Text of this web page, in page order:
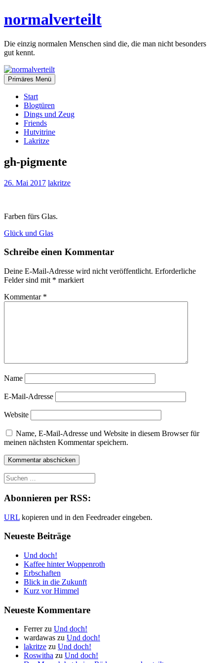
Inhalt
normalverteilt
Die einzig normalen Menschen sind die, die man nicht besonders
gut kennt.
Primäres Menü
Start
Blogtüren
Dings und Zeug
Friends
Hutvitrine
Lakritze
gh-pigmente
26. Mai 2017 lakritze
Farben fürs Glas.
Beitragsnavigation
Glück und Glas
Schreibe einen Kommentar
Deine E-Mail-Adresse wird nicht veröffentlicht. Erforderliche
Felder sind mit * markiert
Kommentar *
Name
E-Mail-Adresse
Website
Name, E-Mail-Adresse und Website in diesem Browser für
meinen nächsten Kommentar speichern.
Abonnieren per RSS:
URL kopieren und in den Feedreader eingeben.
Neueste Beiträge
Und doch!
Kaffee hinter Woppenroth
Erbschaften
Blick in die Zukunft
Kurz vor Himmel
Neueste Kommentare
Ferrerzu Und doch!
wardawas zu Und doch!
lakritze zu Und doch!
Roswitha zu Und doch!